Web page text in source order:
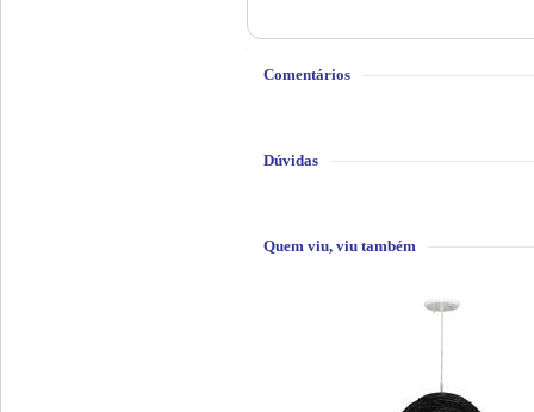
Comentários
Dúvidas
Quem viu, viu também